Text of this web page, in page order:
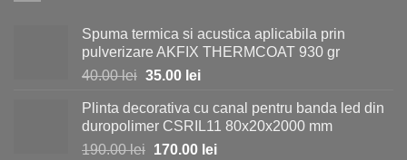
Spuma termica si acustica aplicabila prin
pulverizare AKFIX THERMCOAT 930 gr
40.00lei Prețul
a
fost:
40.00 lei.
35.00 leiPrețul
este:
35.00 lei.
Plinta decorativa cu canal pentru banda led din
duropolimer CSRIL11 80x20x2000 mm
190.00lei Prețul
170.00 leiPrețul